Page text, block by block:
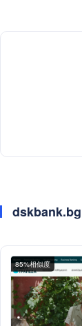
dskbank.bg
85%相似度